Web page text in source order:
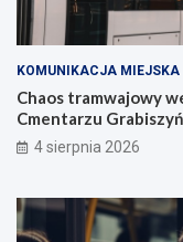
KOMUNIKACJA MIEJSKA
Chaos tramwajowy
Cmentarzu
4 sierpnia 2026